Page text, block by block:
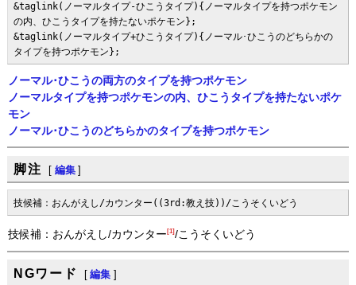
&taglink(ノーマルタイプ-ひこうタイプ){ノーマルタイプを持つポケモン
の内、ひこうタイプを持たないポケモン};
&taglink(ノーマルタイプ+ひこうタイプ){ノーマル･ひこうのどちらかの
タイプを持つポケモン};
ノーマル･ひこうの両方のタイプを持つポケモン
ノーマルタイプを持つポケモンの内、ひこうタイプを持たないポケ
モン
ノーマル･ひこうのどちらかのタイプを持つポケモン
脚注 [ 編集 ]
技候補：おんがえし/カウンター((3rd:教え技))/こうそくいどう
技候補：おんがえし/カウンター[1]/こうそくいどう
NGワード [ 編集 ]